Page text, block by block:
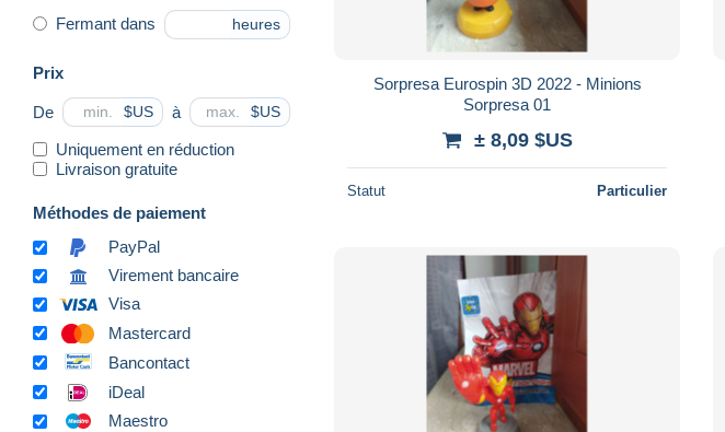
Fermant dans heures
Prix
De $US à $US
Uniquement en réduction
Livraison gratuite
Méthodes de paiement
PayPal
Virement bancaire
Visa
Mastercard
Bancontact
iDeal
Maestro
Sorpresa Eurospin 3D 2022 - Minions
Sorpresa 01
± 8,09 $US
Statut Particulier